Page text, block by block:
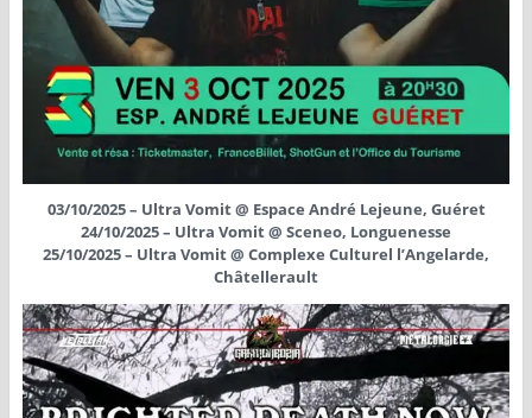
03/10/2025 – Ultra Vomit @ Espace André Lejeune, Guéret
24/10/2025 – Ultra Vomit @ Sceneo, Longuenesse
25/10/2025 – Ultra Vomit @ Complexe Culturel l’Angelarde,
Châtellerault